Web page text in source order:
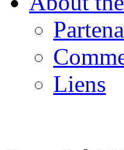
Liens